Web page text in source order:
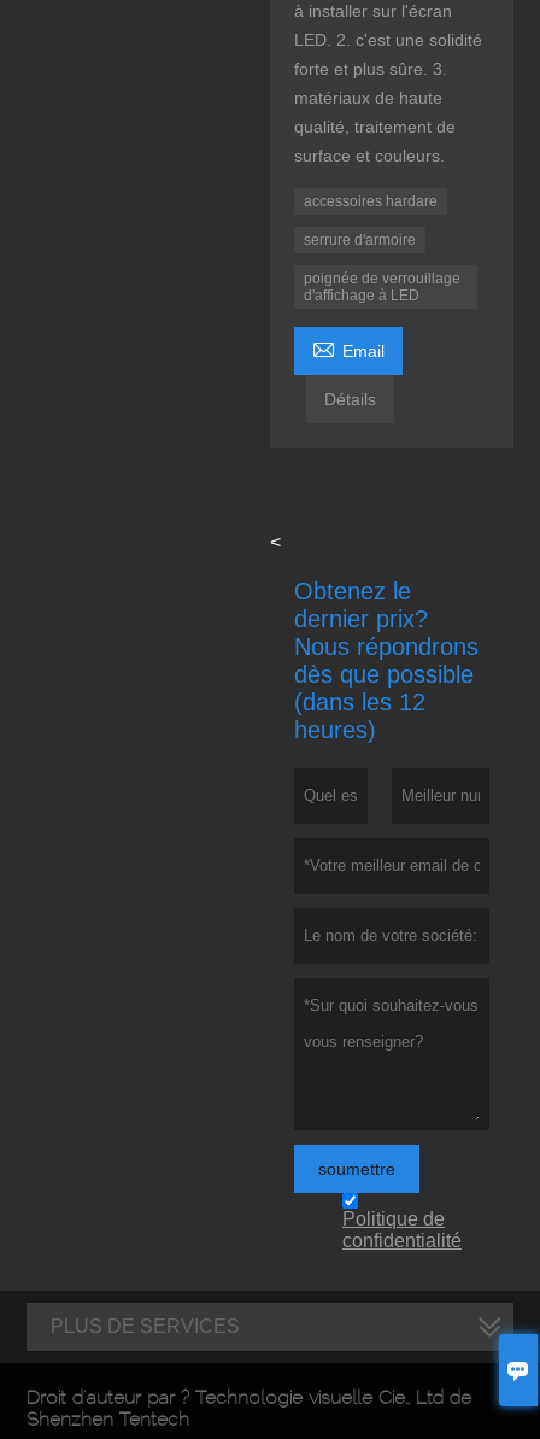

à installer sur l'écran
LED. 2. c'est une solidité
forte et plus sûre. 3.
matériaux de haute
qualité, traitement de
surface et couleurs.
accessoires hardare
serrure d'armoire
poignée de verrouillage
d'affichage à LED
 Email
Détails
<
Obtenez le
dernier prix?
Nous répondrons
dès que possible
(dans les 12
heures)
soumettre
Politique de
confidentialité
PLUS DE SERVICES
Droit d'auteur par ? Technologie visuelle Cie., Ltd de
Shenzhen Tentech